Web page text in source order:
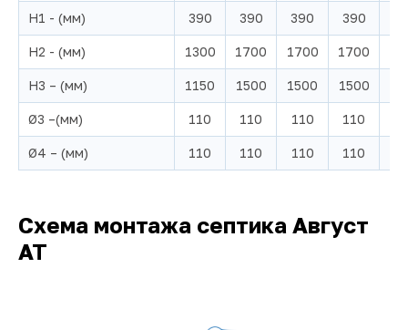
H1 - (мм) 390 390 390 390
H2 - (мм) 1300 1700 1700 1700
H3 – (мм) 1150 1500 1500 1500
Ø3 –(мм) 110 110 110 110
Ø4 – (мм) 110 110 110 110
Схема монтажа септика Август
АТ